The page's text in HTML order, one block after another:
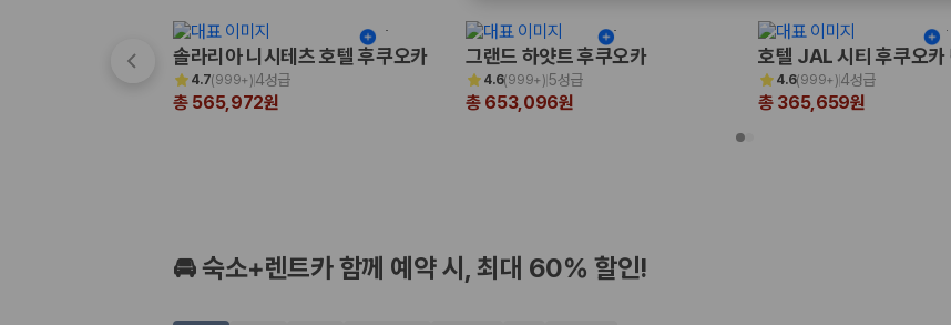
솔라리아 니시테츠 호텔 후쿠오카
4.7(999+)4성급
총 565,972원
그랜드 하얏트 후쿠오카
4.6(999+)5성급
총 653,096원
호텔 JAL 시티 후쿠오카
4.6(999+)4성급
총 365,659원
🚘 숙소+렌트카 함께 예약 시, 최대 60% 할인!